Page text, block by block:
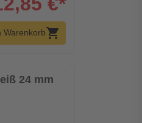
Menge
Warenkorbshopping_cart
24 mm